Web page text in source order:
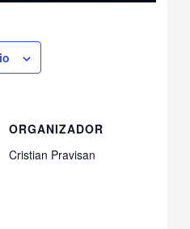
ORGANIZADOR
Cristian Pravisan